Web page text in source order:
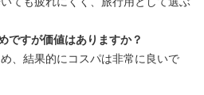
ですが価値はありますか？
、結果的にコスパは非常に良いで